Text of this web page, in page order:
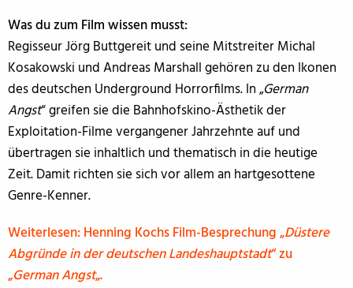
Was du zum Film wissen musst:
Regisseur Jörg Buttgereit und seine Mitstreiter Michal
Kosakowski und Andreas Marshall gehören zu den Ikonen
des deutschen Underground Horrorfilms. In „German
Angst“ greifen sie die Bahnhofskino-Ästhetik der
Exploitation-Filme vergangener Jahrzehnte auf und
übertragen sie inhaltlich und thematisch in die heutige
Zeit. Damit richten sie sich vor allem an hartgesottene
Genre-Kenner.
Weiterlesen: Henning Kochs Film-Besprechung „Düstere
Abgründe in der deutschen Landeshauptstadt“ zu
„German Angst„.